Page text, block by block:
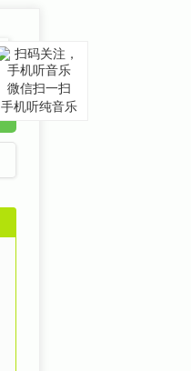
微信扫一扫
手机听纯音乐